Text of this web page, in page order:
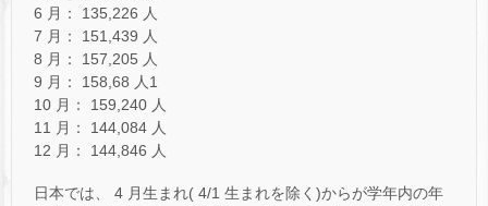
6 月： 135,226 人
7 月： 151,439 人
8 月： 157,205 人
9 月： 158,68 人1
10 月： 159,240 人
11 月： 144,084 人
12 月： 144,846 人
日本では、 4 月生まれ( 4/1 生まれを除く)からが学年内の年